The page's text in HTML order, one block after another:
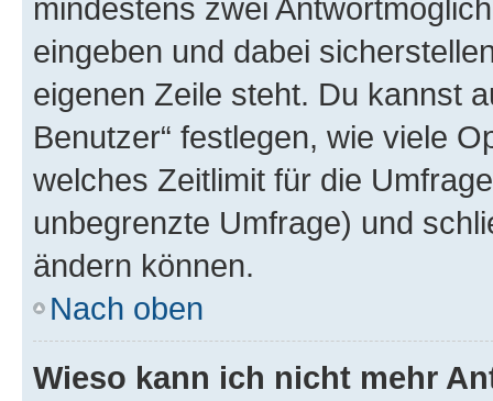
mindestens zwei
eingeben und dabei
eigenen Zeile steht. Du kannst
Benutzer“ festlegen, wie viele
welches Zeitlimit für die
unbegrenzte Umfrage) und
ändern können.
Nach oben
Wieso kann ich nicht mehr